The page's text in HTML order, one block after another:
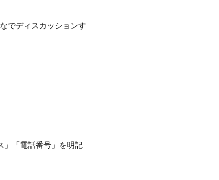
でディスカッションす
」「電話番号」を明記